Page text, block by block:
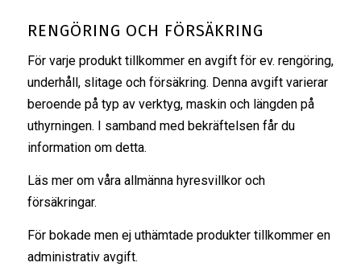
RENGÖRING OCH FÖRSÄKRING
För varje produkt tillkommer en avgift för ev. rengöring,
underhåll, slitage och försäkring. Denna avgift varierar
beroende på typ av verktyg, maskin och längden på
uthyrningen. I samband med bekräftelsen får du
information om detta.
Läs mer om våra allmänna hyresvillkoroch
försäkringar.
För bokade men ej uthämtade produkter tillkommer en
administrativ avgift.